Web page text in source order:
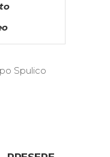
Spulico